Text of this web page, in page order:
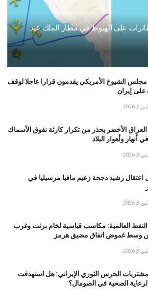
على الهبوط في مطار الملك عبد
مجلس الشيوخ الأمريكي يقدمون قرارا عاجلا لوقف
على إيران
2026
الأخضر يحذر من تكرار كارثة نفوق الأسماك
2026
اعتقال رشيد دجحة زعيم مافيا مرسيليا في
2026
النفط العالمية: مكاسب قياسية لخام برنت وغرب
وسط غموض اتفاق مضيق هرمز
2026
الحرس الثوري الإيراني: هل استهدفت
الصحية في الصومال؟